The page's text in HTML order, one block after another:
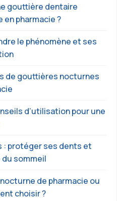
gouttière dentaire
pharmacie ?
le phénomène et ses
de gouttières nocturnes
d’utilisation pour une
: protéger ses dents et
sommeil
de pharmacie ou
choisir ?